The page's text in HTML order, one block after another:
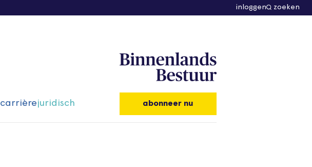
inloggen zoeken
carrièrejuridisch abonneer nu